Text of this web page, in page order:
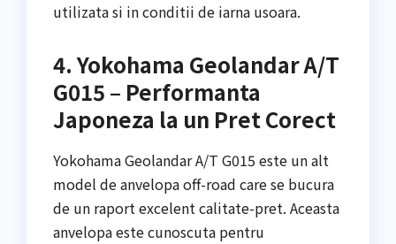
utilizata si in conditii de iarna usoara.
4. Yokohama Geolandar A/T
G015 – Performanta
Japoneza la un Pret Corect
Yokohama Geolandar A/T G015 este un alt
model de anvelopa off-road care se bucura
de un raport excelent calitate-pret. Aceasta
anvelopa este cunoscuta pentru